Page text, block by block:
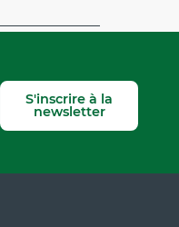
S'inscrire à la
newsletter